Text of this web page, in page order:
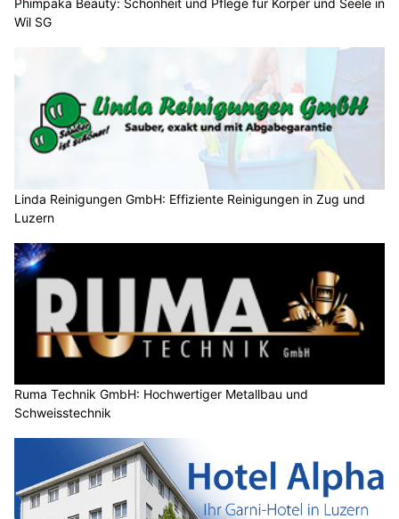
Phimpaka Beauty: Schönheit und Pflege für Körper und Seele in
Wil SG
Linda Reinigungen GmbH: Effiziente Reinigungen in Zug und
Luzern
Ruma Technik GmbH: Hochwertiger Metallbau und
Schweisstechnik